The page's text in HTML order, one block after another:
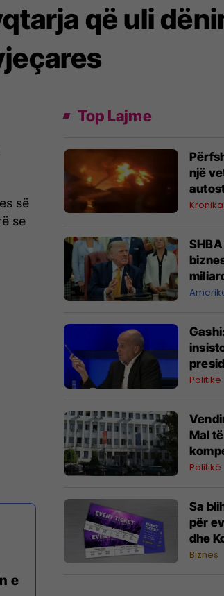
që uli
së
se
e
Top Lajme
një
Politikë
Mal
Politikë
Sa
për
dhe
Biznes